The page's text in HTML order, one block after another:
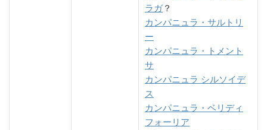
ラガ ？
カンパニュラ・サルトリ
ー
カンパニュラ・トメント
サ
カンパニュラ シルソイデ
ス
カンパニュラ・ベリディ
フォーリア